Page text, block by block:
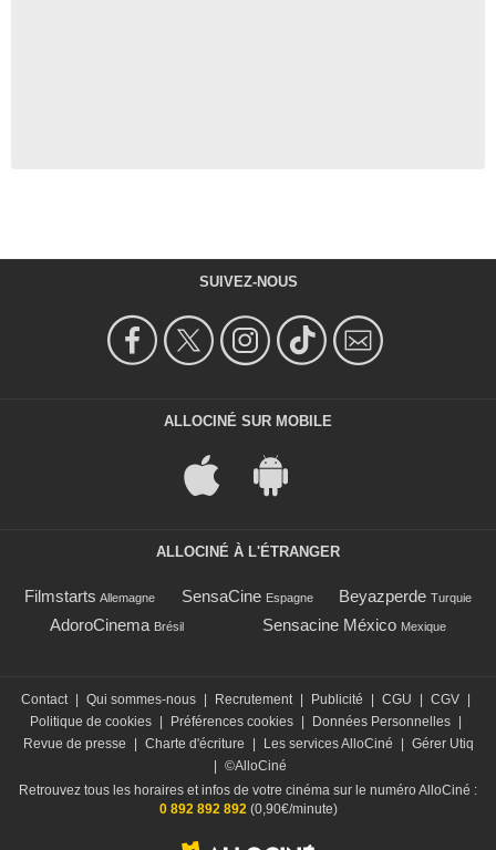
SUIVEZ-NOUS
ALLOCINÉ SUR MOBILE
ALLOCINÉ À L'ÉTRANGER
Filmstarts Allemagne SensaCine Espagne Beyazperde Turquie
AdoroCinema Brésil Sensacine México Mexique
Contact Qui sommes-nous Recrutement Publicité CGU CGV
Politique de cookies
Préférences cookies Données Personnelles
Revue de presse
Charte d'écriture Les services AlloCiné
Gérer Utiq
©AlloCiné
Retrouvez tous les horaires et infos de votre cinéma sur le numéro AlloCiné :
0 892 892 892(0,90€/minute)